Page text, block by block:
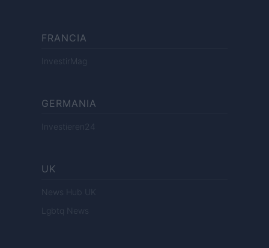
FRANCIA
InvestirMag
GERMANIA
Investieren24
UK
News Hub UK
Lgbtq News